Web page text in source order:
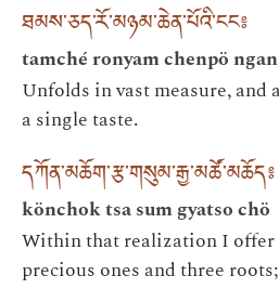
ཐམས་ཅད་རོ་མཉམ་ཆེན་པོའི་ངང༔
tamché ronyam chenpö
Unfolds in vast measure, and
a single taste.
དཀོན་མཆོག་རྩ་གསུམ་རྒྱ་མཚོ་མཆོད༔
könchok tsa sum gyatso chö
Within that realization I offer
precious ones and three roots;